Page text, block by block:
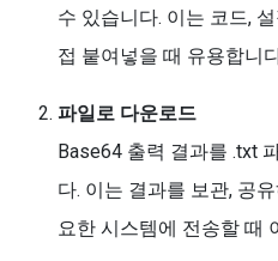
수 있습니다. 이는 코드,
접 붙여넣을 때 유용합니
파일로 다운로드
Base64 출력 결과를 .txt
다. 이는 결과를 보관, 공
요한 시스템에 전송할 때